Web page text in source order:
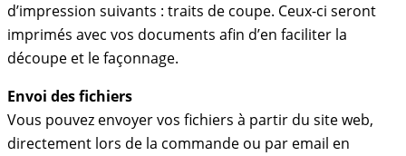
d’impression suivants : traits de coupe. Ceux-ci seront
imprimés avec vos documents afin d’en faciliter la
découpe et le façonnage.
Envoi des fichiers
Vous pouvez envoyer vos fichiers à partir du site web,
directement lors de la commande ou par email en